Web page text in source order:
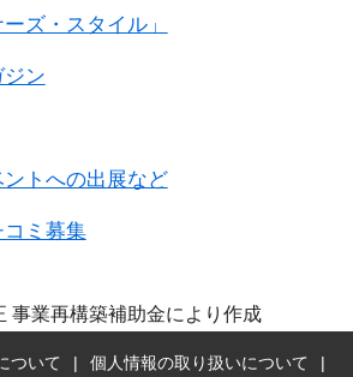
ズ・スタイル」
ン
トへの出展など
ミ募集
事業再構築補助金により作成
ついて 個人情報の取り扱いについて